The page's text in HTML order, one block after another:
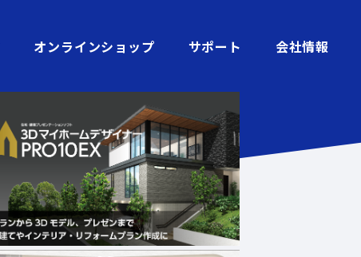
オンラインショップ サポート 会社情報